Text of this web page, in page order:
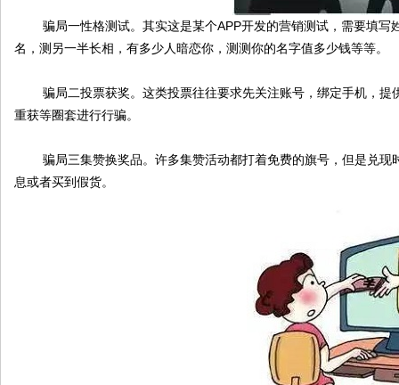
骗局一性格测试。其实这是某个APP开发的营销测试，需要填写
名，测另一半长相，有多少人暗恋你，测测你的名字值多少钱等等。
骗局二投票获奖。这类投票往往要求先关注账号，绑定手机，提
重获等圈套进行行骗。
骗局三集赞换奖品。许多集赞活动都打着免费的旗号，但是兑现
息或者买到假货。